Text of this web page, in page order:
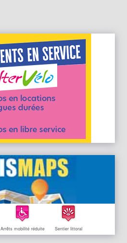
Arrêts mobilité réduite Sentier littoral